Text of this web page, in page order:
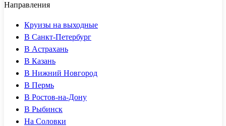
Направления
Круизы на выходные
В Санкт-Петербург
В Астрахань
В Казань
В Нижний Новгород
В Пермь
В Ростов-на-Дону
В Рыбинск
На Соловки